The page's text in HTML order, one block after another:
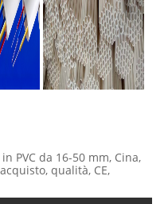
PVC da 16-50 mm, Cina,
qualità, CE,